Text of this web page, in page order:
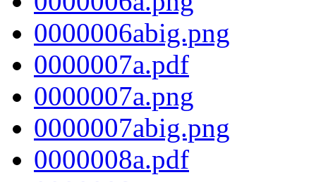
0000006abig.png
0000007a.pdf
0000007a.png
0000007abig.png
0000008a.pdf